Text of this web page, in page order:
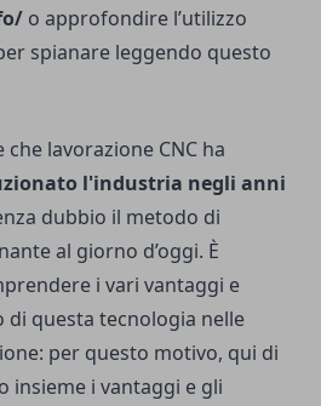
o approfondire l’utilizzo
spianare leggendo questo
che lavorazione CNC ha
l'industria negli anni
dubbio il metodo di
al giorno d’oggi. È
i vari vantaggi e
di questa tecnologia nelle
per questo motivo, qui di
insieme i vantaggi e gli